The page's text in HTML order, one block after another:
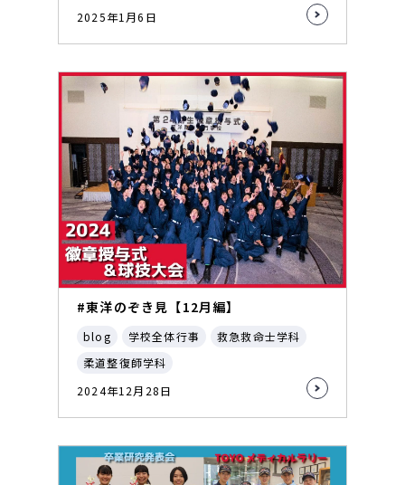
2025年1月6日
#東洋のぞき見【12月編】
blog 学校全体行事
救急救命士学科
柔道整復師学科
2024年12月28日